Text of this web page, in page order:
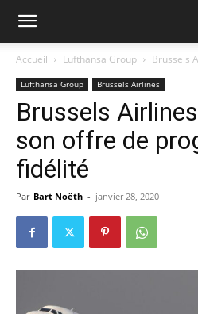
Accueil Lufthansa Group Brussels
Lufthansa Group Brussels Airlines
Brussels
son offre de
fidélité
Par Bart Noëth - janvier 28, 2020